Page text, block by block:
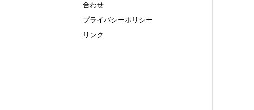
合わせ
プライバシーポリシー
リンク